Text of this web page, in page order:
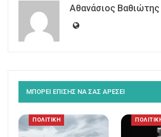
Αθανάσιος Βαθιώτης
ΜΠΟΡΕΙ ΕΠΙΣΗΣ ΝΑ ΣΑΣ ΑΡΕΣΕΙ
ΠΟΛΙΤΙΚΗ